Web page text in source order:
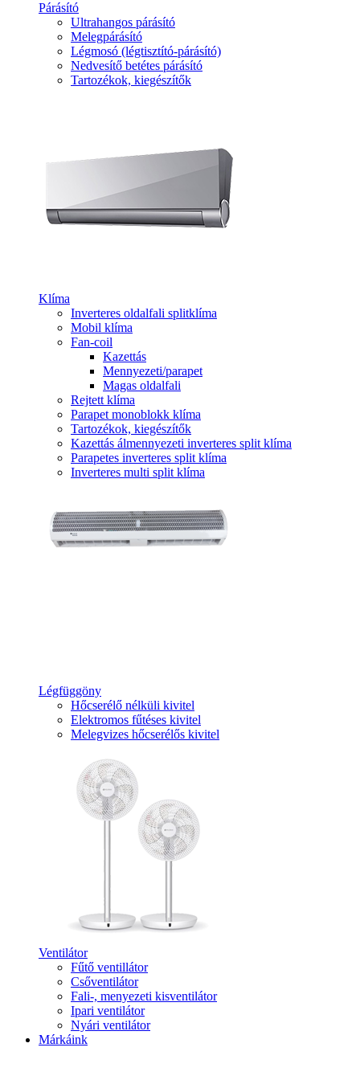
Párásító
Ultrahangos párásító
Melegpárásító
Légmosó (légtisztító-párásító)
Nedvesítő betétes párásító
Tartozékok, kiegészítők
Klíma
Inverteres oldalfali splitklíma
Mobil klíma
Fan-coil
Kazettás
Mennyezeti/parapet
Magas oldalfali
Rejtett klíma
Parapet monoblokk klíma
Tartozékok, kiegészítők
Kazettás álmennyezeti inverteres split klíma
Parapetes inverteres split klíma
Inverteres multi split klíma
Légfüggöny
Hőcserélő nélküli kivitel
Elektromos fűtéses kivitel
Melegvizes hőcserélős kivitel
Ventilátor
Fűtő ventillátor
Csőventilátor
Fali-, menyezeti kisventilátor
Ipari ventilátor
Nyári ventilátor
Márkáink